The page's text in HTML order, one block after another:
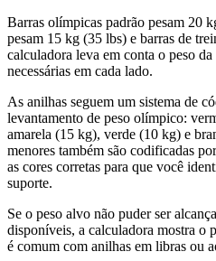
Barras olímpicas padrão pesam 20
pesam 15 kg (35 lbs) e barras de
calculadora leva em conta o peso
necessárias em cada lado.
As anilhas seguem um sistema de
levantamento de peso olímpico:
amarela (15 kg), verde (10 kg) e
menores também são codificadas
as cores corretas para que você
suporte.
Se o peso alvo não puder ser
disponíveis, a calculadora mostra o
é comum com anilhas em libras ou